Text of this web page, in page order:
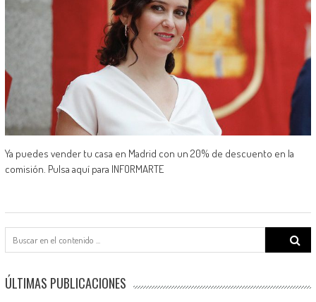
Ya puedes vender tu casa en Madrid con un 20% de descuento en la
comisión. Pulsa aquí para INFORMARTE
Search
ÚLTIMAS PUBLICACIONES